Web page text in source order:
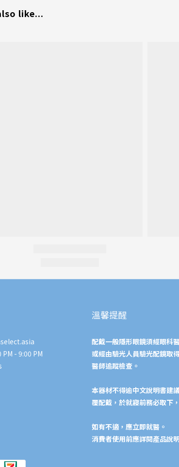
like...
- 9:00 PM
溫馨提醒
配戴一般隱形眼鏡須經眼科
或經由驗光人員驗光配鏡取
醫師追蹤檢查。
本器材不得逾中文說明書建
覆配戴，於就寢前務必取下
如有不適，應立即就醫。
消費者使用前應詳閱產品說